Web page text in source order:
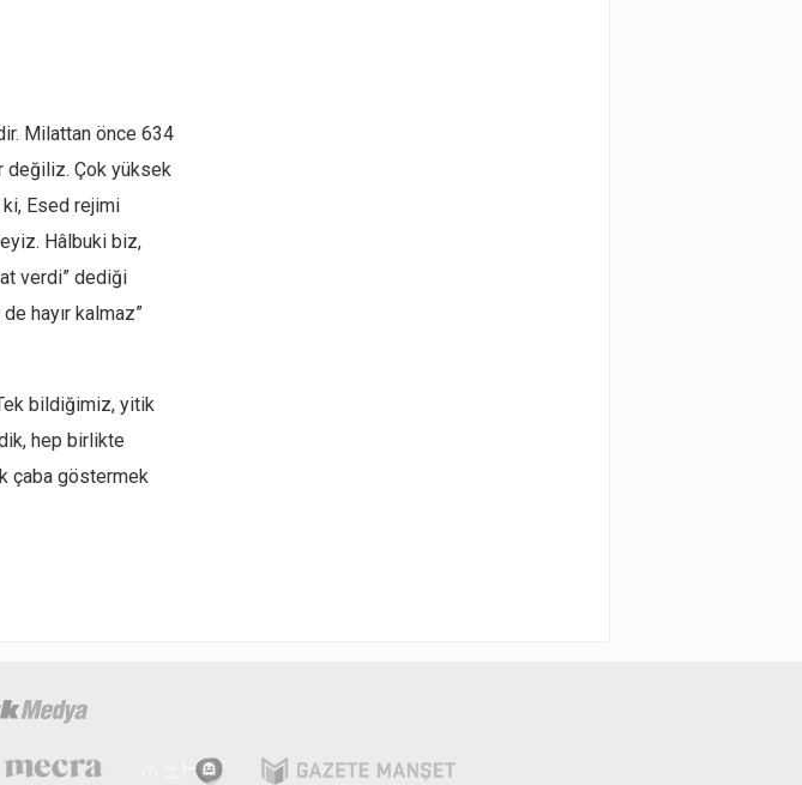
Milattan önce 634
değiliz. Çok yüksek
Esed rejimi
Hâlbuki biz,
verdi” dediği
hayır kalmaz”
bildiğimiz, yitik
hep birlikte
çaba göstermek